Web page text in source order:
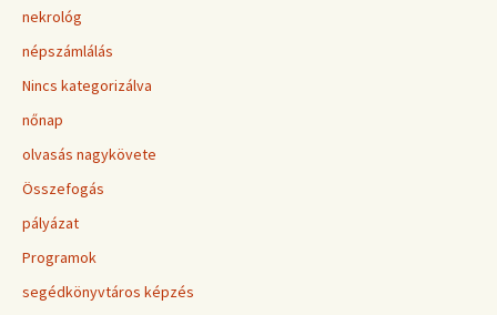
nekrológ
népszámlálás
Nincs kategorizálva
nőnap
olvasás nagykövete
Összefogás
pályázat
Programok
segédkönyvtáros képzés